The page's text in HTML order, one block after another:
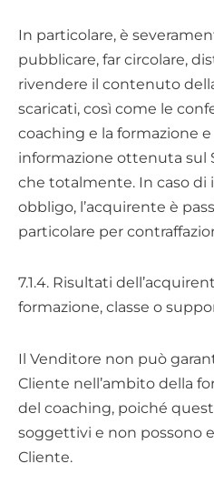
In particolare, è
pubblicare, far circolare,
rivendere il contenuto
scaricati, così come le
coaching e la formazione e
informazione ottenuta sul
che totalmente. In caso di
obbligo, l’acquirente è
particolare per
7.1.4. Risultati
formazione, classe o
Il Venditore non può
Cliente nell’ambito della
del coaching, poiché
soggettivi e non possono
Cliente.